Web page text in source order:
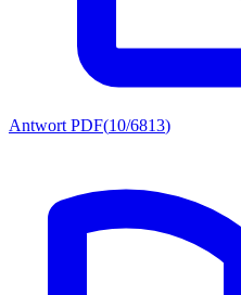
Antwort PDF(10/6813)